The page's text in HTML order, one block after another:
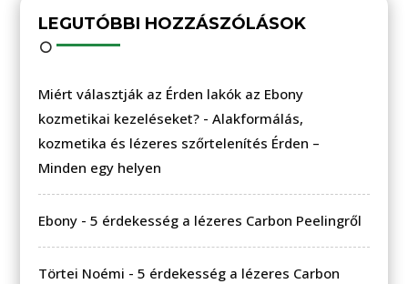
LEGUTÓBBI HOZZÁSZÓLÁSOK
Miért választják az Érden lakók az Ebony
kozmetikai kezeléseket? -Alakformálás,
kozmetika és lézeres szőrtelenítés Érden –
Minden egy helyen
Ebony -5 érdekesség a lézeres Carbon Peelingről
Törtei Noémi -5 érdekesség a lézeres Carbon